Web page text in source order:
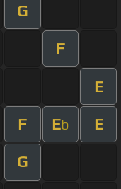
G
F
E
F Eb E
G